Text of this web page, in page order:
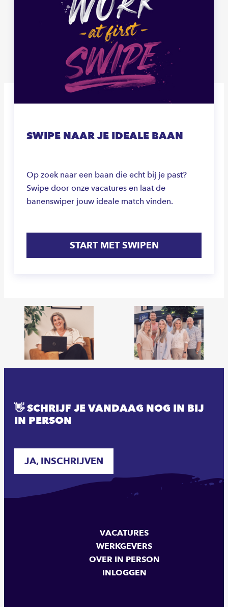
SWIPE NAAR JE IDEALE BAAN
Op zoek naar een baan die echt bij je past?
Swipe door onze vacatures en laat de
banenswiper jouw ideale match vinden.
START MET SWIPEN
👋 SCHRIJF JE VANDAAG NOG IN BIJ
IN PERSON
JA, INSCHRIJVEN
VACATURES
WERKGEVERS
OVER IN PERSON
INLOGGEN